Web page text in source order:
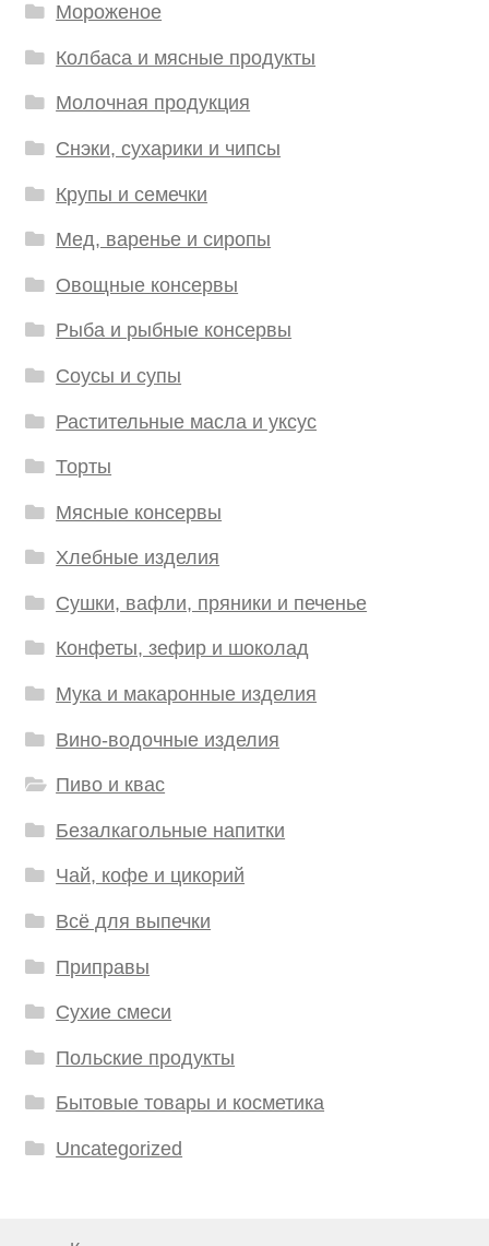
Мороженое
Колбаса и мясные продукты
Молочная продукция
Снэки, сухарики и чипсы
Крупы и семечки
Мед, варенье и сиропы
Овощные консервы
Рыба и рыбные консервы
Соусы и супы
Растительные масла и уксус
Торты
Мясные консервы
Хлебные изделия
Сушки, вафли, пряники и печенье
Конфеты, зефир и шоколад
Мука и макаронные изделия
Вино-водочные изделия
Пиво и квас
Безалкагольные напитки
Чай, кофе и цикорий
Всё для выпечки
Приправы
Сухие смеси
Польские продукты
Бытовые товары и косметика
Uncategorized